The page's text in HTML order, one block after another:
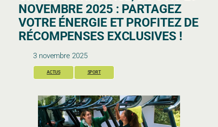
NOVEMBRE 2025 : PARTAGEZ
VOTRE ÉNERGIE ET PROFITEZ DE
RÉCOMPENSES EXCLUSIVES !
3 novembre 2025
ACTUS SPORT